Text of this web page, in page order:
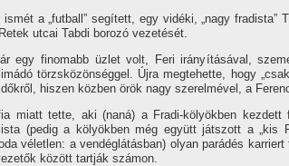
ismét a „futball” segí­tett, egy vidéki, „nagy
utcai Tabdi borozó vezetését.
egy finomabb üzlet volt, Feri irányí­tásával,
törzs­közönséggel. Újra megtehette, hogy
hiszen közben örök nagy szerelmével, a
miatt tette, aki (naná) a Fradi-kölyökben
(pedig a kölyökben még együtt játszott a
vélet­len: a vendéglátásban) olyan pará­dés
között tartják számon.